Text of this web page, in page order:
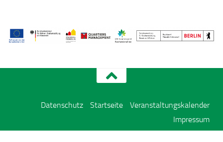
Veranstaltungskalender
Startseite
Datenschutz
Impressum